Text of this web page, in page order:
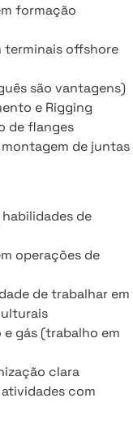
formação
terminais offshore
são vantagens)
e Rigging
de flanges
de juntas
de
operações de
de trabalhar em
gás (trabalho em
clara
com